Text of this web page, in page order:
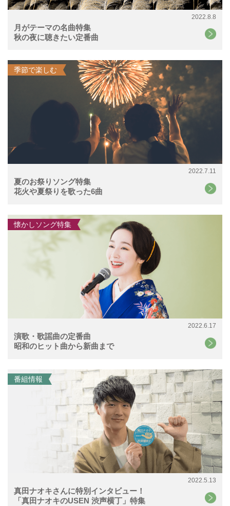
2022.8.8
月がテーマの名曲特集
秋の夜に聴きたい定番曲
2022.7.11
夏のお祭りソング特集
花火や夏祭りを歌った6曲
季節で楽しむ
2022.6.17
演歌・歌謡曲の定番曲
昭和のヒット曲から新曲まで
懐かしソング特集
2022.5.13
真田ナオキさんに特別インタビュー！
「真田ナオキのUSEN 渋声横丁」特集
番組情報